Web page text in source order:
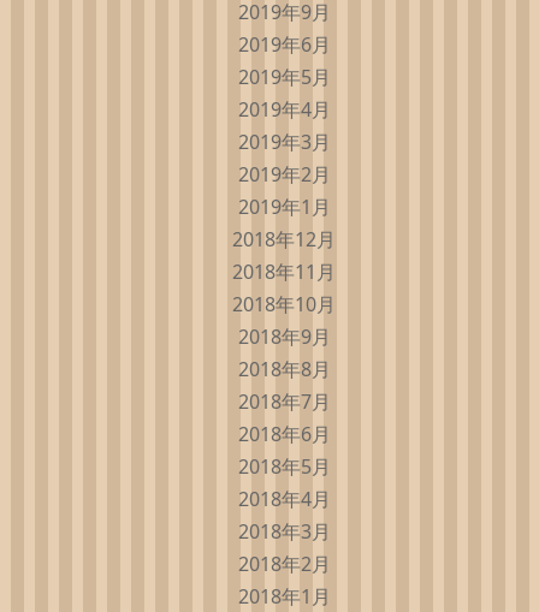
2019年9月
2019年6月
2019年5月
2019年4月
2019年3月
2019年2月
2019年1月
2018年12月
2018年11月
2018年10月
2018年9月
2018年8月
2018年7月
2018年6月
2018年5月
2018年4月
2018年3月
2018年2月
2018年1月